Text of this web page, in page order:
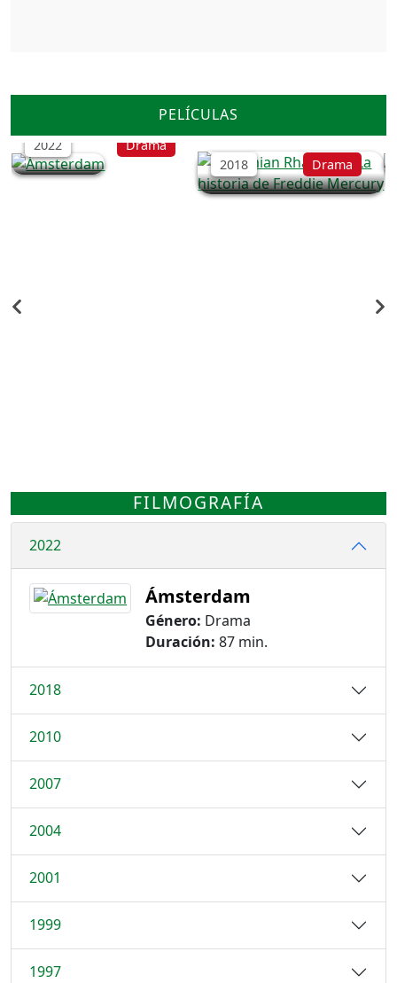
PELÍCULAS
2022 Drama
Bohemian Rhapsody, La
historia de Freddie
2018 Drama
FILMOGRAFÍA
2022
Ámsterdam
Género: Drama
Duración: 87 min.
2018
2010
2007
2004
2001
1999
1997